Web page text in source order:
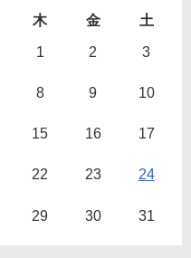
木 金
土
1
2 3
8 9 10
15 16 17
22 23 24
29 30 31